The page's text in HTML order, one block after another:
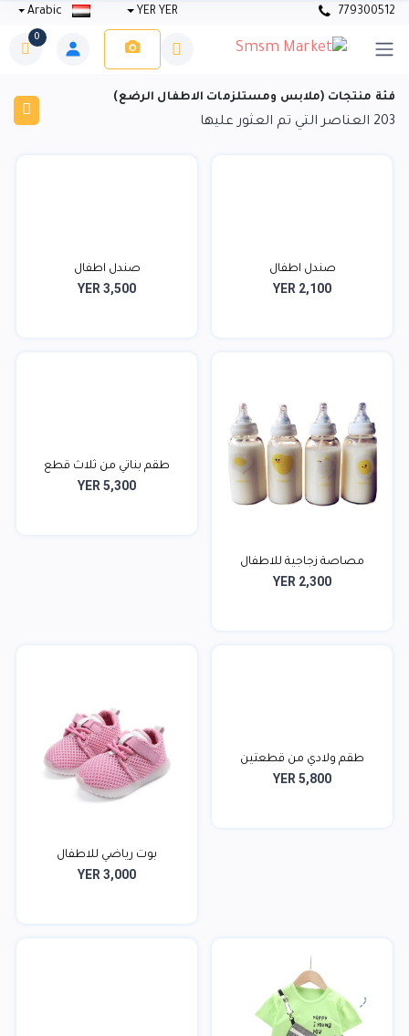
779300512
YER YER
0
فئة منتجات (ملابس ومستلزمات الاطفال الرضع)
203 العناصر التي تم العثور عليها
صندل اطفال
YER 2,100
صندل اطفال
YER 3,500
مصاصة زجاجية للاطفال
YER 2,300
طقم بناتي من ثلاث قطع
YER 5,300
طقم ولادي من قطعتين
YER 5,800
بوت رياضي للاطفال
YER 3,000